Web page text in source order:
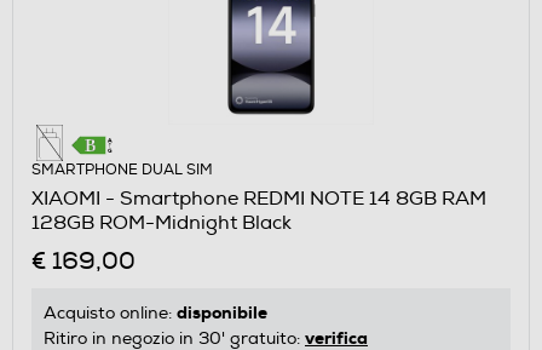
SMARTPHONE DUAL SIM
XIAOMI - Smartphone REDMI NOTE 14 8GB RAM
128GB ROM-Midnight Black
€ 169,00
Acquisto online: disponibile
Ritiro in negozio in 30' gratuito: verifica